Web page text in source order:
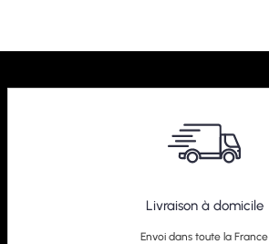
Livraison à domicile
Envoi dans toute la France